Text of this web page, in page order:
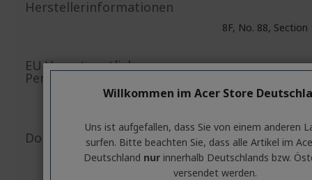
Herstellerinformationen
8F, No. 88, Section
EU Verantwortliche
Person/EU Importeur
Viale delle Industrie
Dokument-/Bildsicherheit
Willkommen im Acer Store
Uns ist aufgefallen, dass Sie von einem anderen
surfen. Bitte beachten Sie, dass alle Artikel im
Deutschland nur innerhalb Deutschlands bzw.
versendet werden.